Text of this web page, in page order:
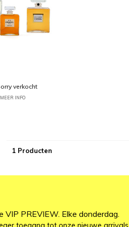
verkocht
MEER INFO
1 Producten
VIP PREVIEW. Elke donderdag.